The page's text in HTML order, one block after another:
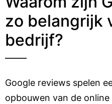
zo belangrijk
bedrijf?
Google reviews spelen
opbouwen van de